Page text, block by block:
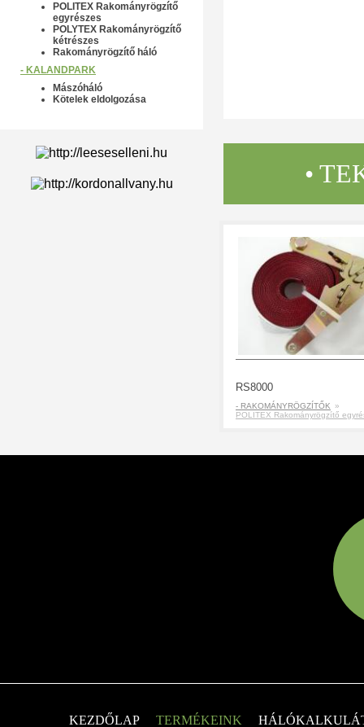
POLITEX Rakományrögzítő
egyrészes
POLYTEX Rakományrögzítő
kétrészes
Rakományrögzítő háló
- KALANDPARK
Mászóháló
Kötelek eldolgozása
•
RS8000
- RAKOMÁNYRÖGZÍTŐK
»
POLITEX Rakományrögzítő
KEZDŐLAP TERMÉKEINK